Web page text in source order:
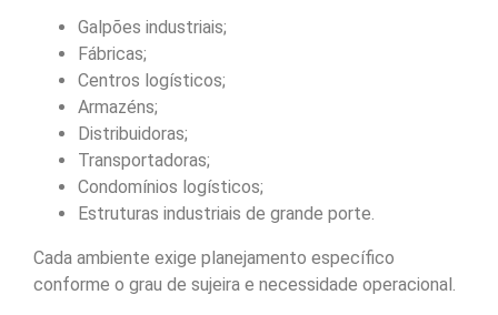
Galpões industriais;
Fábricas;
Centros logísticos;
Armazéns;
Distribuidoras;
Transportadoras;
Condomínios logísticos;
Estruturas industriais de grande porte.
Cada ambiente exige planejamento específico
conforme o grau de sujeira e necessidade operacional.